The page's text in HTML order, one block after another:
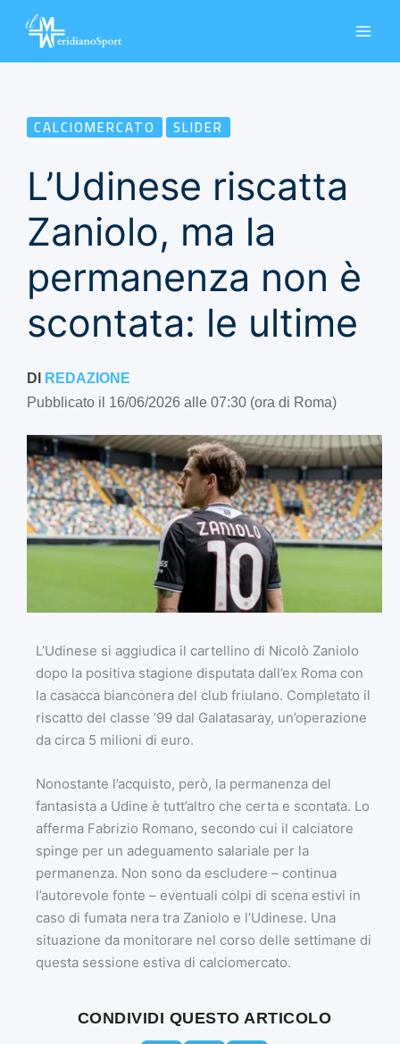
CALCIOMERCATO SLIDER
L’Udinese riscatta
Zaniolo, ma la
permanenza non è
scontata: le ultime
DI REDAZIONE
Pubblicato il 16/06/2026 alle 07:30 (ora di Roma)
L’Udinese si aggiudica il cartellino di Nicolò Zaniolo
dopo la positiva stagione disputata dall’ex Roma con
la casacca bianconera del club friulano. Completato il
riscatto del classe ’99 dal Galatasaray, un’operazione
da circa 5 milioni di euro.
Nonostante l’acquisto, però, la permanenza del
fantasista a Udine è tutt’altro che certa e scontata. Lo
afferma Fabrizio Romano, secondo cui il calciatore
spinge per un adeguamento salariale per la
permanenza. Non sono da escludere – continua
l’autorevole fonte – eventuali colpi di scena estivi in
caso di fumata nera tra Zaniolo e l’Udinese. Una
situazione da monitorare nel corso delle settimane di
questa sessione estiva di calciomercato.
CONDIVIDI QUESTO ARTICOLO